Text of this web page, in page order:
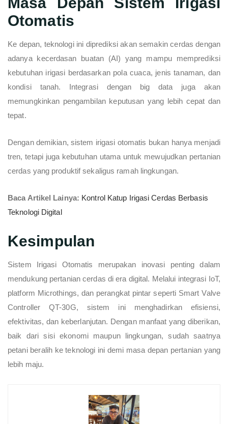
Otomatis
Ke depan, teknologi ini diprediksi akan semakin cerdas dengan
adanya kecerdasan buatan (AI) yang mampu memprediksi
kebutuhan irigasi berdasarkan pola cuaca, jenis tanaman, dan
kondisi tanah. Integrasi dengan big data juga akan
memungkinkan pengambilan keputusan yang lebih cepat dan
tepat.
Dengan demikian, sistem irigasi otomatis bukan hanya menjadi
tren, tetapi juga kebutuhan utama untuk mewujudkan pertanian
cerdas yang produktif sekaligus ramah lingkungan.
Baca Artikel Lainya: Kontrol Katup Irigasi Cerdas Berbasis
Teknologi Digital
Kesimpulan
Sistem Irigasi Otomatis merupakan inovasi penting dalam
mendukung pertanian cerdas di era digital. Melalui integrasi IoT,
platform Microthings, dan perangkat pintar seperti Smart Valve
Controller QT-30G, sistem ini menghadirkan efisiensi,
efektivitas, dan keberlanjutan. Dengan manfaat yang diberikan,
baik dari sisi ekonomi maupun lingkungan, sudah saatnya
petani beralih ke teknologi ini demi masa depan pertanian yang
lebih maju.